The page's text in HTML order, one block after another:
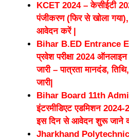
KCET 2024 – केसीईटी
पंजीकरण (फिर से खोला
आवेदन करें |
Bihar B.ED Entrance
प्रवेश परीक्षा 2024
जारी – पात्रता मानदंड,
जारी|
Bihar Board 11th
इंटरमीडिएट एडमिशन
इस दिन से आवेदन शुरू जाने
Jharkhand